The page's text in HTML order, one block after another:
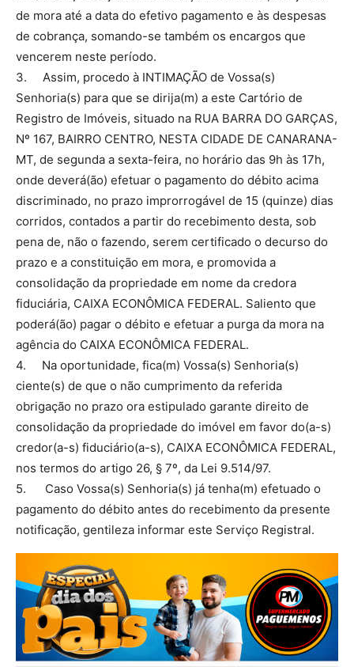
de mora até a data do efetivo pagamento e às despesas
de cobrança, somando-se também os encargos que
vencerem neste período.
3. Assim, procedo à INTIMAÇÃO de Vossa(s)
Senhoria(s) para que se dirija(m) a este Cartório de
Registro de Imóveis, situado na RUA BARRA DO GARÇAS,
Nº 167, BAIRRO CENTRO, NESTA CIDADE DE CANARANA-
MT, de segunda a sexta-feira, no horário das 9h às 17h,
onde deverá(ão) efetuar o pagamento do débito acima
discriminado, no prazo improrrogável de 15 (quinze) dias
corridos, contados a partir do recebimento desta, sob
pena de, não o fazendo, serem certificado o decurso do
prazo e a constituição em mora, e promovida a
consolidação da propriedade em nome da credora
fiduciária, CAIXA ECONÔMICA FEDERAL. Saliento que
poderá(ão) pagar o débito e efetuar a purga da mora na
agência do CAIXA ECONÔMICA FEDERAL.
4. Na oportunidade, fica(m) Vossa(s) Senhoria(s)
ciente(s) de que o não cumprimento da referida
obrigação no prazo ora estipulado garante direito de
consolidação da propriedade do imóvel em favor do(a-s)
credor(a-s) fiduciário(a-s), CAIXA ECONÔMICA FEDERAL,
nos termos do artigo 26, § 7º, da Lei 9.514/97.
5. Caso Vossa(s) Senhoria(s) já tenha(m) efetuado o
pagamento do débito antes do recebimento da presente
notificação, gentileza informar este Serviço Registral.